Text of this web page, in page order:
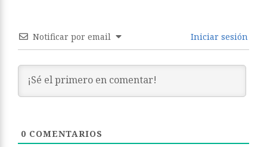
Notificar por email Iniciar sesión
0 COMENTARIOS